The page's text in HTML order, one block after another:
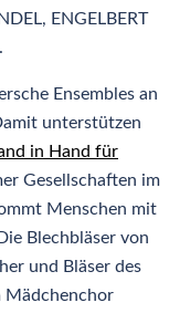
ENGELBERT
Ensembles an
unterstützen
in Hand für
Gesellschaften im
Menschen mit
Blechbläser von
und Bläser des
Mädchenchor